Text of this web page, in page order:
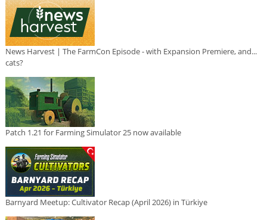
News Harvest | The FarmCon Episode - with Expansion Premiere, and...
cats?
Patch 1.21 for Farming Simulator 25 now available
Barnyard Meetup: Cultivator Recap (April 2026) in Türkiye